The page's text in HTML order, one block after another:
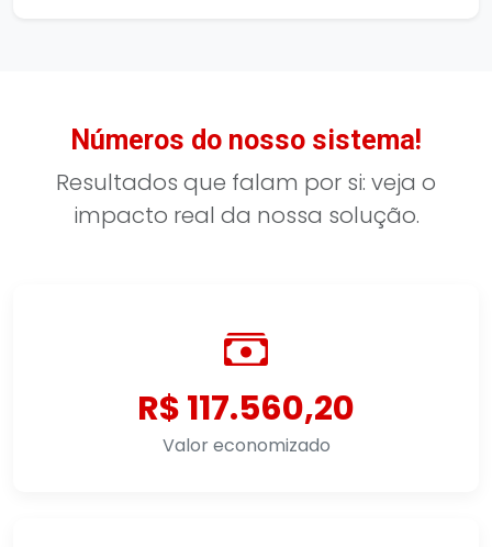
Números do nosso sistema!
Resultados que falam por si: veja o
impacto real da nossa solução.
R$ 117.560,20
Valor economizado